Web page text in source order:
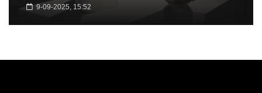
9-09-2025, 15:52